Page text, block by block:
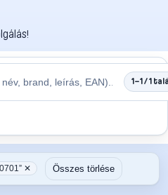
1–1 / 1
✕ Összes törlése